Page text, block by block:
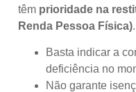
têm prioridade na
Renda Pessoa Física).
Basta indicar a
deficiência no
Não garante